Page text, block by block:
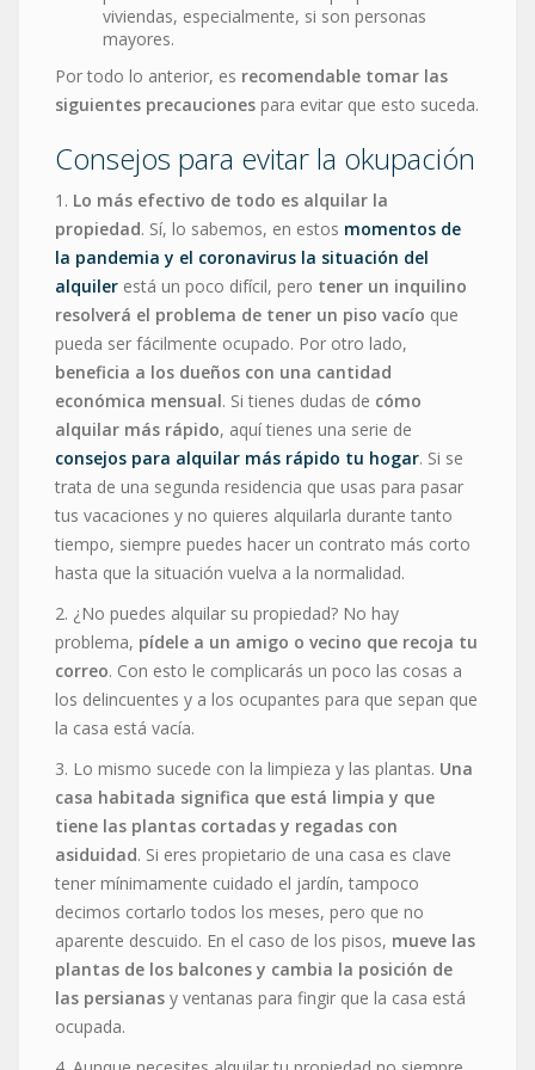
viviendas, especialmente, si son personas
mayores.
Por todo lo anterior, es recomendable tomar las
siguientes precauciones para evitar que esto suceda.
Consejos para evitar la okupación
1. Lo más efectivo de todo es alquilar la
propiedad. Sí, lo sabemos, en estos momentos de
la pandemia y el coronavirus la situación del
alquiler está un poco difícil, pero tener un inquilino
resolverá el problema de tener un piso vacío que
pueda ser fácilmente ocupado. Por otro lado,
beneficia a los dueños con una cantidad
económica mensual. Si tienes dudas de cómo
alquilar más rápido, aquí tienes una serie de
consejos para alquilar más rápido tu hogar. Si se
trata de una segunda residencia que usas para pasar
tus vacaciones y no quieres alquilarla durante tanto
tiempo, siempre puedes hacer un contrato más corto
hasta que la situación vuelva a la normalidad.
2. ¿No puedes alquilar su propiedad? No hay
problema, pídele a un amigo o vecino que recoja tu
correo. Con esto le complicarás un poco las cosas a
los delincuentes y a los ocupantes para que sepan que
la casa está vacía.
3. Lo mismo sucede con la limpieza y las plantas. Una
casa habitada significa que está limpia y que
tiene las plantas cortadas y regadas con
asiduidad. Si eres propietario de una casa es clave
tener mínimamente cuidado el jardín, tampoco
decimos cortarlo todos los meses, pero que no
aparente descuido. En el caso de los pisos, mueve las
plantas de los balcones y cambia la posición de
las persianas y ventanas para fingir que la casa está
ocupada.